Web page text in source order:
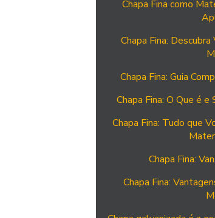
Chapa Fina como
Chapa Fina:
Chapa Fina: Guia
Chapa Fina: O Que é
Chapa Fina: Tudo que
Chapa Fina:
Chapa Fina: